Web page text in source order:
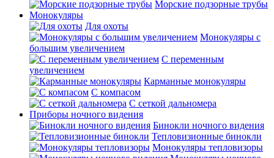
Морские подзорные трубы
Монокуляры
Для охоты
Монокуляры с
большим увеличением
С переменным
увеличением
Карманные монокуляры
С компасом
С сеткой дальномера
Приборы ночного видения
Бинокли ночного видения
Тепловизионные бинокли
Монокуляры тепловизоры